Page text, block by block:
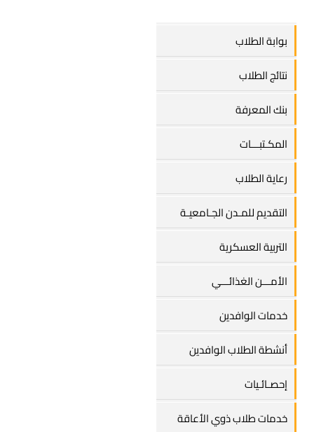
بوابة الطلاب
نتائج الطلاب
بنك المعرفة
المكـتبـــات
رعاية الطلاب
التقديم للمـدن الجـامعيـة
التربية العسكرية
الأمـــن الغذائـــي
خدمات الوافدين
أنشطة الطلاب الوافدين
إحصـائـيات
خدمات طلاب ذوي الأعاقة